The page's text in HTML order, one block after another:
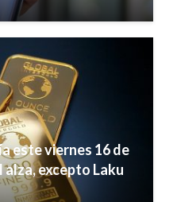
este viernes 16 de
alza, excepto Laku